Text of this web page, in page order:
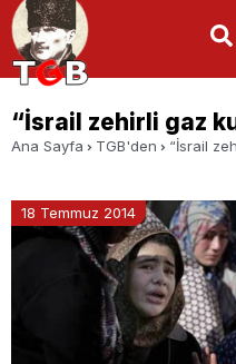
“İsrail zehirli gaz
Ana Sayfa TGB'den “İsrail
18 Temmuz 2014